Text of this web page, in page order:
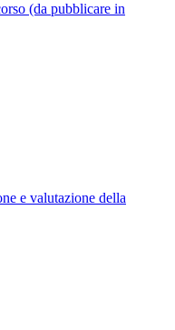
(da pubblicare in
e valutazione della